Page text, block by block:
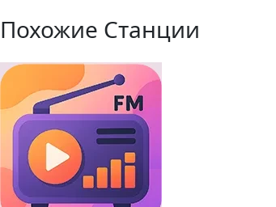
Похожие Станции